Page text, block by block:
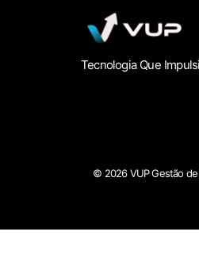
Tecnologia Que
© 2026 VUP Gestão